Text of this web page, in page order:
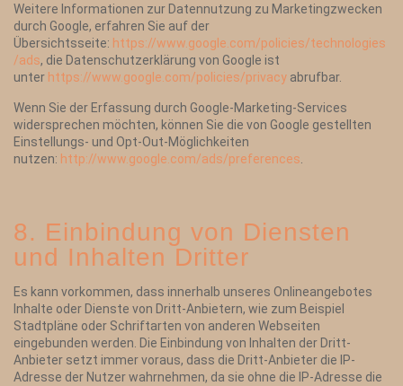
Weitere Informationen zur Datennutzung zu Marketingzwecken
durch Google, erfahren Sie auf der
Übersichtsseite: https://www.google.com/policies/technologies
/ads, die Datenschutzerklärung von Google ist
unter https://www.google.com/policies/privacy abrufbar.
Wenn Sie der Erfassung durch Google-Marketing-Services
widersprechen möchten, können Sie die von Google gestellten
Einstellungs- und Opt-Out-Möglichkeiten
nutzen: http://www.google.com/ads/preferences
8. Einbindung von Diensten
und Inhalten Dritter
Es kann vorkommen, dass innerhalb unseres Onlineangebotes
Inhalte oder Dienste von Dritt-Anbietern, wie zum Beispiel
Stadtpläne oder Schriftarten von anderen Webseiten
eingebunden werden. Die Einbindung von Inhalten der Dritt-
Anbieter setzt immer voraus, dass die Dritt-Anbieter die IP-
Adresse der Nutzer wahrnehmen, da sie ohne die IP-Adresse die